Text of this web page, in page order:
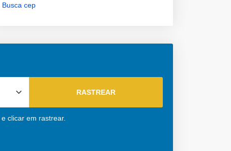
Busca cep
clicar em rastrear.